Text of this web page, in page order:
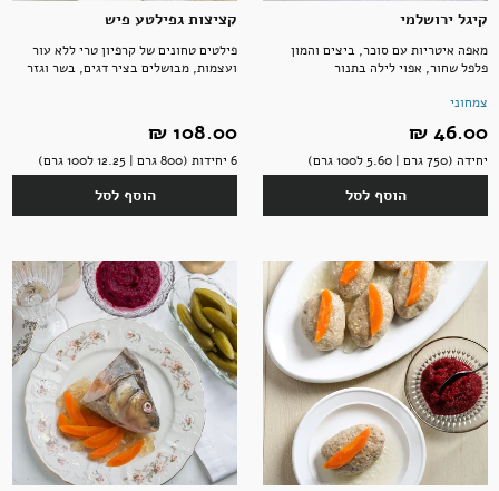
קיגל ירושלמי
מאפה איטריות עם סוכר, ביצים והמון
פלפל שחור, אפוי לילה בתנור
צמחוני
46.00 ‏₪
יחידה (750 גרם | 5.60 ל100 גרם)
הוסף לסל
קציצות גפילטע פיש
פילטים טחונים של קרפיון טרי ללא עור
ועצמות, מבושלים בציר דגים, בשר וגזר
108.00 ‏₪
6 יחידות (800 גרם | 12.25 ל100 גרם)
הוסף לסל